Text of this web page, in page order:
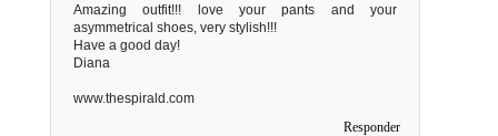
Amazing outfit!!! love your pants and your
asymmetrical shoes, very stylish!!!
Have a good day!
Diana
www.thespirald.com
Responder